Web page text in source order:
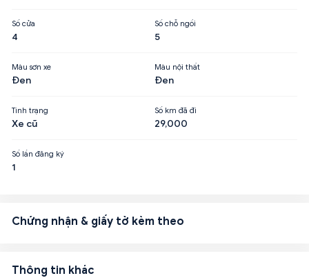
Số cửa
4
Số chỗ ngồi
5
Màu sơn xe
Đen
Màu nội thất
Đen
Tình trạng
Xe cũ
Số km đã đi
29,000
Số lần đăng ký
1
Chứng nhận & giấy tờ kèm theo
Thông tin khác